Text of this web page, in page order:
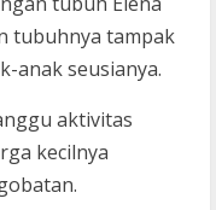
tubuhnya tampak
anak seusianya.
aktivitas
kecilnya